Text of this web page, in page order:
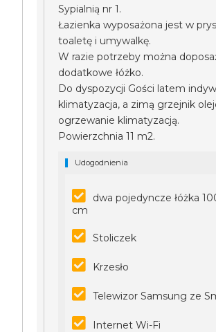
Sypialnią nr 1.
Łazienka wyposażona jest w
toaletę i umywalkę.
W razie potrzeby można
dodatkowe łóżko.
Do dyspozycji Gości latem
klimatyzacja, a zimą grzejnik
ogrzewanie klimatyzacją.
Powierzchnia 11 m2.
Udogodnienia
dwa pojedyncze łóżka
cm
Stoliczek
Krzesło
Telewizor Samsung ze
Internet Wi-Fi